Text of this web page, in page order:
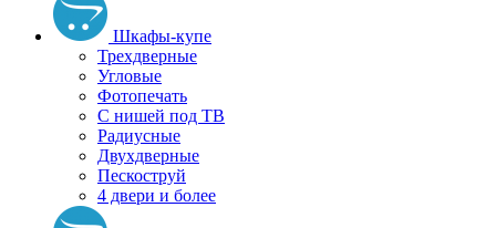
Шкафы-купе
Трехдверные
Угловые
Фотопечать
С нишей под ТВ
Радиусные
Двухдверные
Пескоструй
4 двери и более